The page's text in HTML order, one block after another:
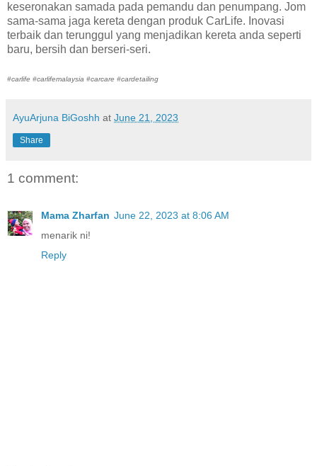
keseronakan samada pada pemandu dan penumpang. Jom
sama-sama jaga kereta dengan produk CarLife. Inovasi
terbaik dan terunggul yang menjadikan kereta anda seperti
baru, bersih dan berseri-seri.
#carlife #carlifemalaysia #carcare #cardetailing
AyuArjuna BiGoshh at June 21, 2023
Share
1 comment:
Mama Zharfan June 22, 2023 at 8:06 AM
menarik ni!
Reply